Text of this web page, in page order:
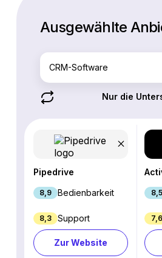
Ausgewählte
CRM-Software
Nur die
Pipedrive
8,9 Bedienbarkeit
8,3 Support
Zur Website
8,5
7,6